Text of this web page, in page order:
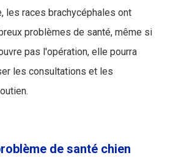
les races brachycéphales ont
problèmes de santé, même si
pas l'opération, elle pourra
les consultations et les
de santé chien